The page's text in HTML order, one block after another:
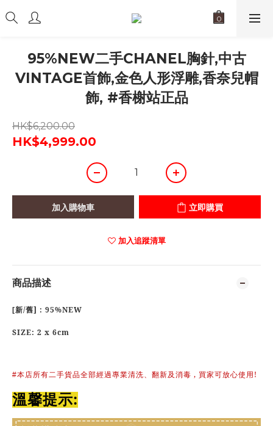
95%NEW二手CHANEL胸針,中古
VINTAGE首飾,金色人形浮雕,香奈兒帽
飾, #香榭站正品
HK$6,200.00
HK$4,999.00
加入購物車 立即購買
加入追蹤清單
商品描述
[新/舊] : 95%NEW
SIZE: 2 x 6cm
#本店所有二手貨品全部經過專業清洗、翻新及消毒 , 買家可放心使用 !
溫馨提示: